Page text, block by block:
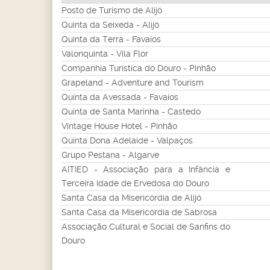
Posto de Turismo de Alijó
Quinta da Seixeda - Alijó
Quinta da Terra - Favaios
Valonquinta - Vila Flor
Companhia Turística do Douro - Pinhão
Grapeland - Adventure and Tourism
Quinta da Avessada - Favaios
Quinta de Santa Marinha - Castedo
Vintage House Hotel - Pinhão
Quinta Dona Adelaide - Valpaços
Grupo Pestana - Algarve
AITIED - Associação para a Infância e
Terceira Idade de Ervedosa do Douro
Santa Casa da Misericórdia de Alijó
Santa Casa da Misericórdia de Sabrosa
Associação Cultural e Social de Sanfins do
Douro